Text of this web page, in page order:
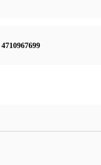
4710967699